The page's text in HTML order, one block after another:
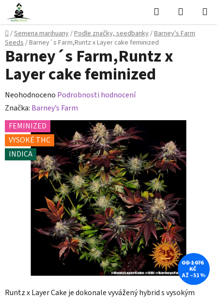
Přejít
obsah
Hledat
KOŠÍK
Domů
/Semena marihuany/Podle značky, seedbanky/Barney's Farm
Seeds/Barney´s Farm,Runtz x Layer cake feminized
Runtz x Layer Cake je dokonale vyvážený hybrid s vysokým
Barney´s Farm,Runtz x
Layer cake feminized
Průměrné
hodnocení
produktu
je
0,0
z
Neohodnoceno Podrobnosti hodnocení
Značka: Barney’s Farm
FEMINIZED
VYSOKÉ THC
INDICA
OD 1 076
KČ
AŽ –51 %